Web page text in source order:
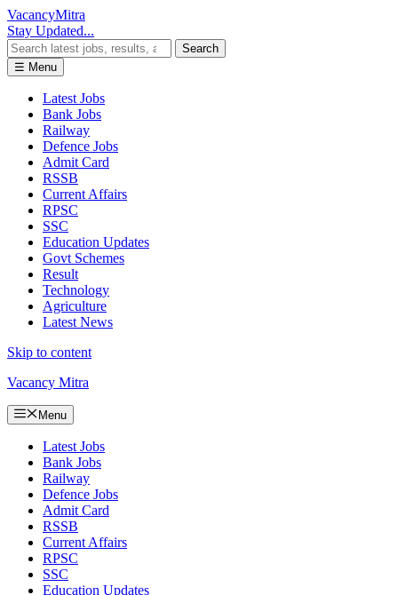
VacancyMitra
Stay Updated...
Search
☰ Menu
Latest Jobs
Bank Jobs
Railway
Defence Jobs
Admit Card
RSSB
Current Affairs
RPSC
SSC
Education Updates
Govt Schemes
Result
Technology
Agriculture
Latest News
Skip to content
Vacancy Mitra
Menu
Latest Jobs
Bank Jobs
Railway
Defence Jobs
Admit Card
RSSB
Current Affairs
RPSC
SSC
Education Updates